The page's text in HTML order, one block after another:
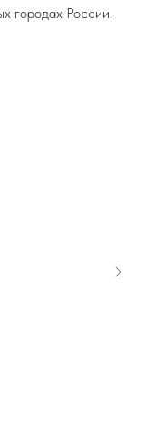
городах России.